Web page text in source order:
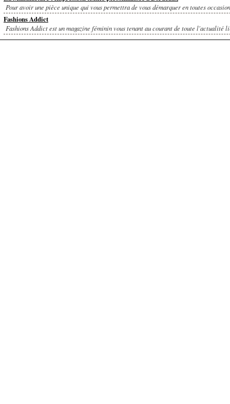
Pour avoir une pièce unique qui vous permettra de vous démarquer en toutes
Fashions Addict
Fashions Addict est un magazine féminin vous tenant au courant de toute l'actualité